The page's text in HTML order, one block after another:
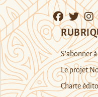
S’abonner
Le projet
Charte